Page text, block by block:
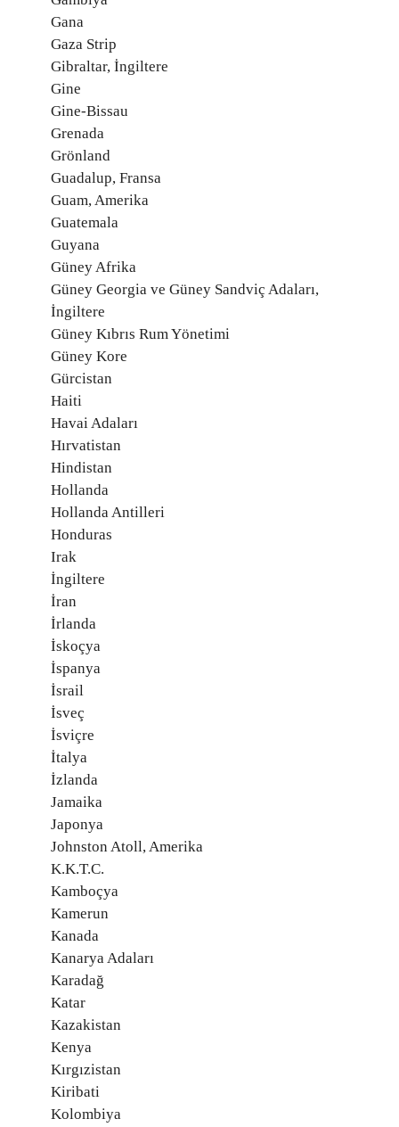
Gana
Gaza Strip
Gibraltar, İngiltere
Gine
Gine-Bissau
Grenada
Grönland
Guadalup, Fransa
Guam, Amerika
Guatemala
Guyana
Güney Afrika
Güney Georgia ve Güney Sandviç Adaları,
İngiltere
Güney Kıbrıs Rum Yönetimi
Güney Kore
Gürcistan
Haiti
Havai Adaları
Hırvatistan
Hindistan
Hollanda
Hollanda Antilleri
Honduras
Irak
İngiltere
İran
İrlanda
İskoçya
İspanya
İsrail
İsveç
İsviçre
İtalya
İzlanda
Jamaika
Japonya
Johnston Atoll, Amerika
K.K.T.C.
Kamboçya
Kamerun
Kanada
Kanarya Adaları
Karadağ
Katar
Kazakistan
Kenya
Kırgızistan
Kiribati
Kolombiya